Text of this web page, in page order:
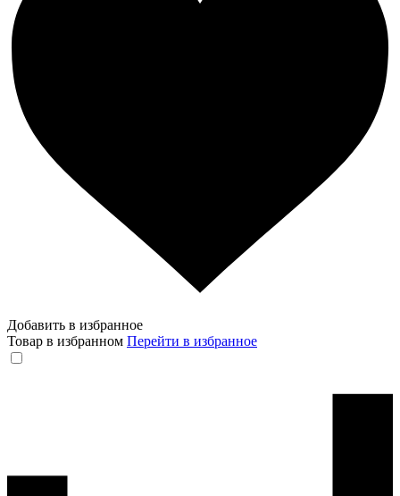
Добавить в избранное
Товар в избранном Перейти в избранное